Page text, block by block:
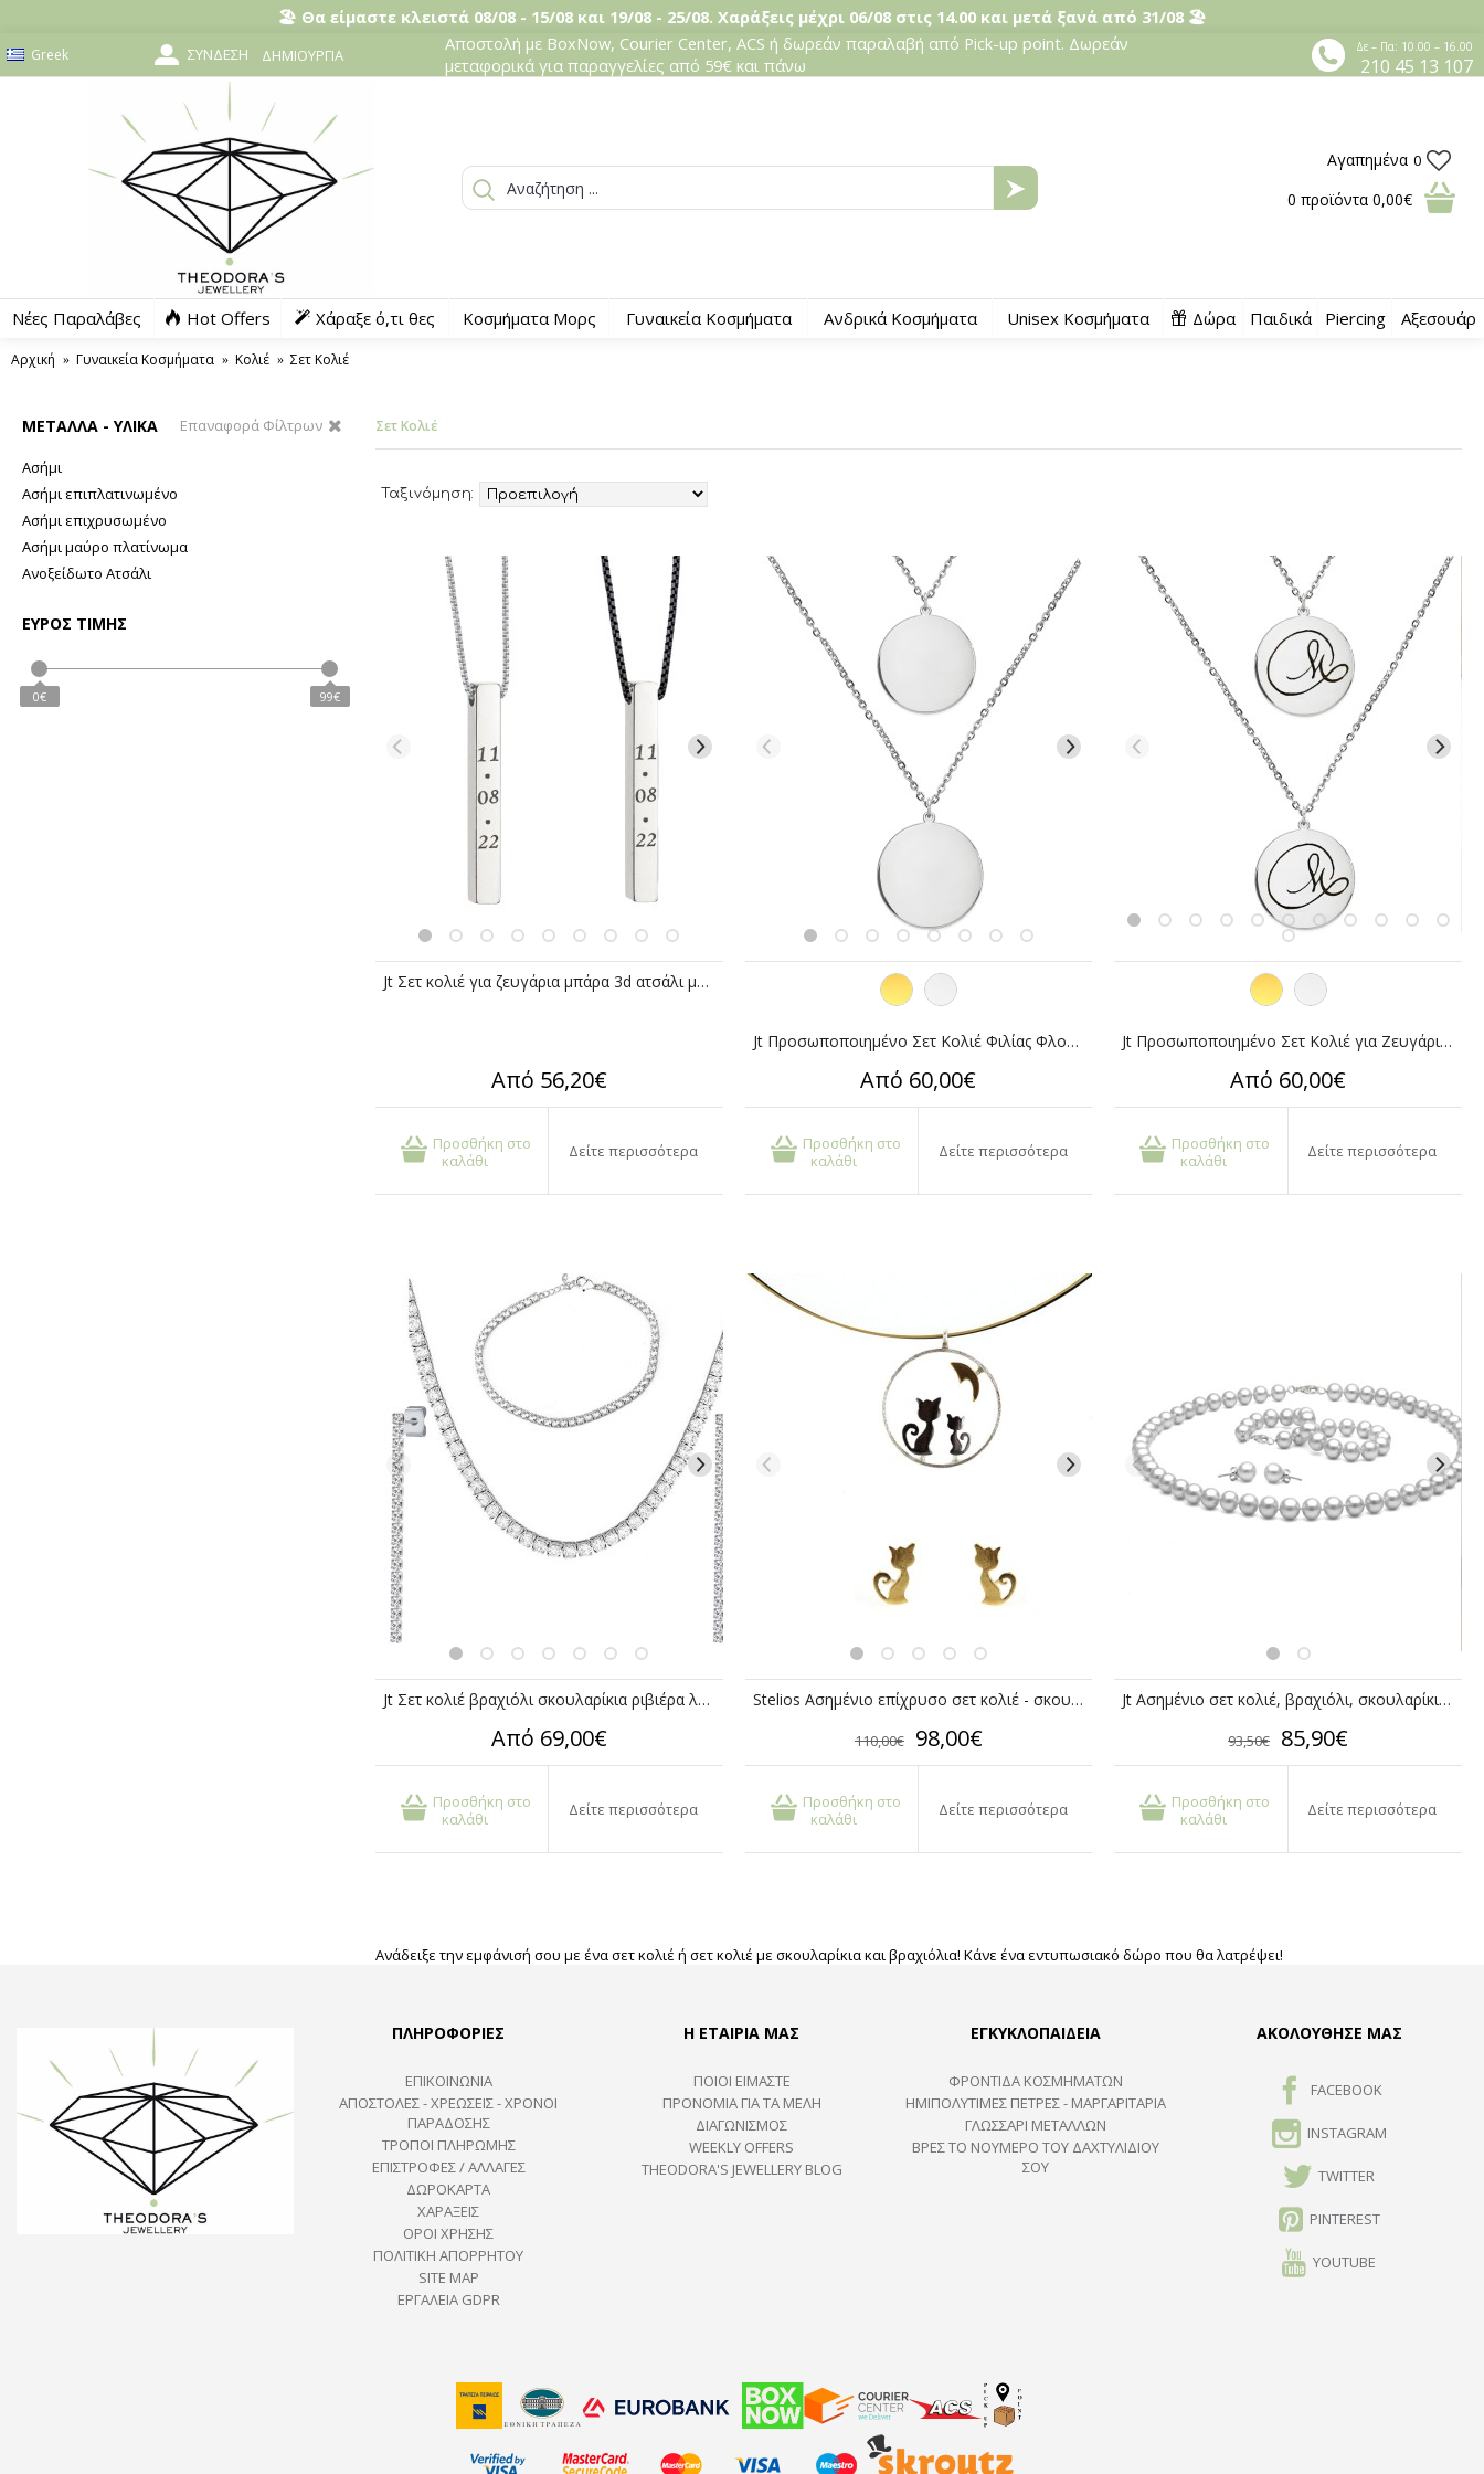
🏖️ Θα είμαστε κλειστά 08/08 - 15/08 και 19/08 - 25/08. Χαράξεις μέχρι 06/08 στις 14.00 και μετά ξανά από 31/08 🏖️
Greek ΣΎΝΔΕΣΗ ΔΗΜΙΟΥΡΓΊΑ
Αποστολή με BoxNow, Courier Center, ACS ή δωρεάν παραλαβή από Pick-up point. Δωρεάν
μεταφορικά για παραγγελίες από 59€ και πάνω
Δε – Πα: 10.00 – 16.00
210 45 13 107
Αγαπημένα 0
0 προϊόντα 0,00€
Νέες Παραλάβες Hot Offers Χάραξε ό,τι θες Κοσμήματα Μορς Γυναικεία Κοσμήματα Ανδρικά Κοσμήματα Unisex Κοσμήματα Δώρα Παιδικά Piercing Αξεσουάρ
Αρχική Γυναικεία Κοσμήματα Κολιέ Σετ Κολιέ
Επαναφορά Φίλτρων
ΜΕΤΑΛΛΑ - ΥΛΙΚΑ
Ασήμι
Ασήμι επιπλατινωμένο
Ασήμι επιχρυσωμένο
Ασήμι μαύρο πλατίνωμα
Ανοξείδωτο Ατσάλι
ΕΥΡΟΣ ΤΙΜΗΣ
0€ 99€
Σετ Κολιέ
Ταξινόμηση:
Jt Σετ κολιέ για ζευγάρια μπάρα 3d ατσάλι με χάραξη
Από 56,20€
Προσθήκη στο
καλάθι
Δείτε περισσότερα
Jt Προσωποποιημένο Σετ Κολιέ Φιλίας Φλουριά BFF Ατσάλι
Από 60,00€
Προσθήκη στο
καλάθι
Δείτε περισσότερα
Jt Προσωποποιημένο Σετ Κολιέ για Ζευγάρια με Χάραξη Ατσάλι
Από 60,00€
Προσθήκη στο
καλάθι
Δείτε περισσότερα
Jt Σετ κολιέ βραχιόλι σκουλαρίκια ριβιέρα λευκά κρύσταλλα ατσάλι
Από 69,00€
Προσθήκη στο
καλάθι
Δείτε περισσότερα
Stelios Ασημένιο επίχρυσο σετ κολιέ - σκουλαρίκια γάτες
110,00€ 98,00€
Προσθήκη στο
καλάθι
Δείτε περισσότερα
Jt Ασημένιο σετ κολιέ, βραχιόλι, σκουλαρίκια λευκές πέρλες
93,50€ 85,90€
Προσθήκη στο
καλάθι
Δείτε περισσότερα
Ανάδειξε την εμφάνισή σου με ένα σετ κολιέ ή σετ κολιέ με σκουλαρίκια και βραχιόλια! Κάνε ένα εντυπωσιακό δώρο που θα λατρέψει!
ΠΛΗΡΟΦΟΡΙΕΣ
ΕΠΙΚΟΙΝΩΝΙΑ
ΑΠΟΣΤΟΛΕΣ - ΧΡΕΩΣΕΙΣ - ΧΡΟΝΟΙ
ΠΑΡΑΔΟΣΗΣ
ΤΡΟΠΟΙ ΠΛΗΡΩΜΗΣ
ΕΠΙΣΤΡΟΦΕΣ / ΑΛΛΑΓΕΣ
ΔΩΡΟΚΑΡΤΑ
ΧΑΡΑΞΕΙΣ
ΟΡΟΙ ΧΡΗΣΗΣ
ΠΟΛΙΤΙΚΉ ΑΠΟΡΡΉΤΟΥ
SITE MAP
ΕΡΓΑΛΕΊΑ GDPR
Η ΕΤΑΙΡΙΑ ΜΑΣ
ΠΟΙΟΙ ΕΙΜΑΣΤΕ
ΠΡΟΝΟΜΙΑ ΓΙΑ ΤΑ ΜΕΛΗ
ΔΙΑΓΩΝΙΣΜΟΣ
WEEKLY OFFERS
THEODORA'S JEWELLERY BLOG
ΕΓΚΥΚΛΟΠΑΙΔΕΙΑ
ΦΡΟΝΤΙΔΑ ΚΟΣΜΗΜΑΤΩΝ
ΗΜΙΠΟΛΎΤΙΜΕΣ ΠΈΤΡΕΣ - ΜΑΡΓΑΡΙΤΆΡΙΑ
ΓΛΩΣΣΑΡΙ ΜΕΤΑΛΛΩΝ
ΒΡΕΣ ΤΟ ΝΟΥΜΕΡΟ ΤΟΥ ΔΑΧΤΥΛΙΔΙΟΥ
ΣΟΥ
ΑΚΟΛΟΥΘΗΣΕ ΜΑΣ
FACEBOOK
INSTAGRAM
TWITTER
PINTEREST
YOUTUBE